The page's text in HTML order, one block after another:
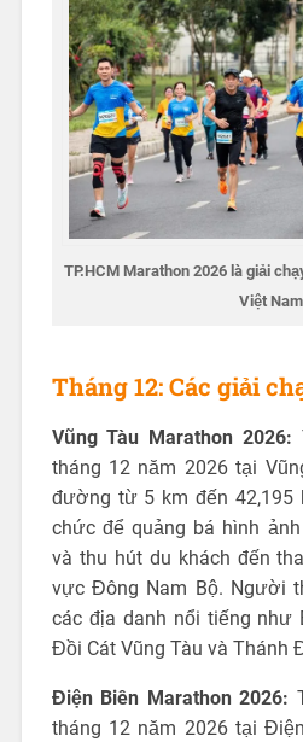
TP.HCM Marathon 2026 là giải
Việt Nam
Tháng 12: Các giải
Vũng Tàu Marathon 2026:
tháng 12 năm 2026 tại
đường từ 5 km đến 42,195
chức để quảng bá hình
và thu hút du khách đến
vực Đông Nam Bộ. Người
các địa danh nổi tiếng như
Đồi Cát Vũng Tàu và Thánh
Điện Biên Marathon 2026:
tháng 12 năm 2026 tại